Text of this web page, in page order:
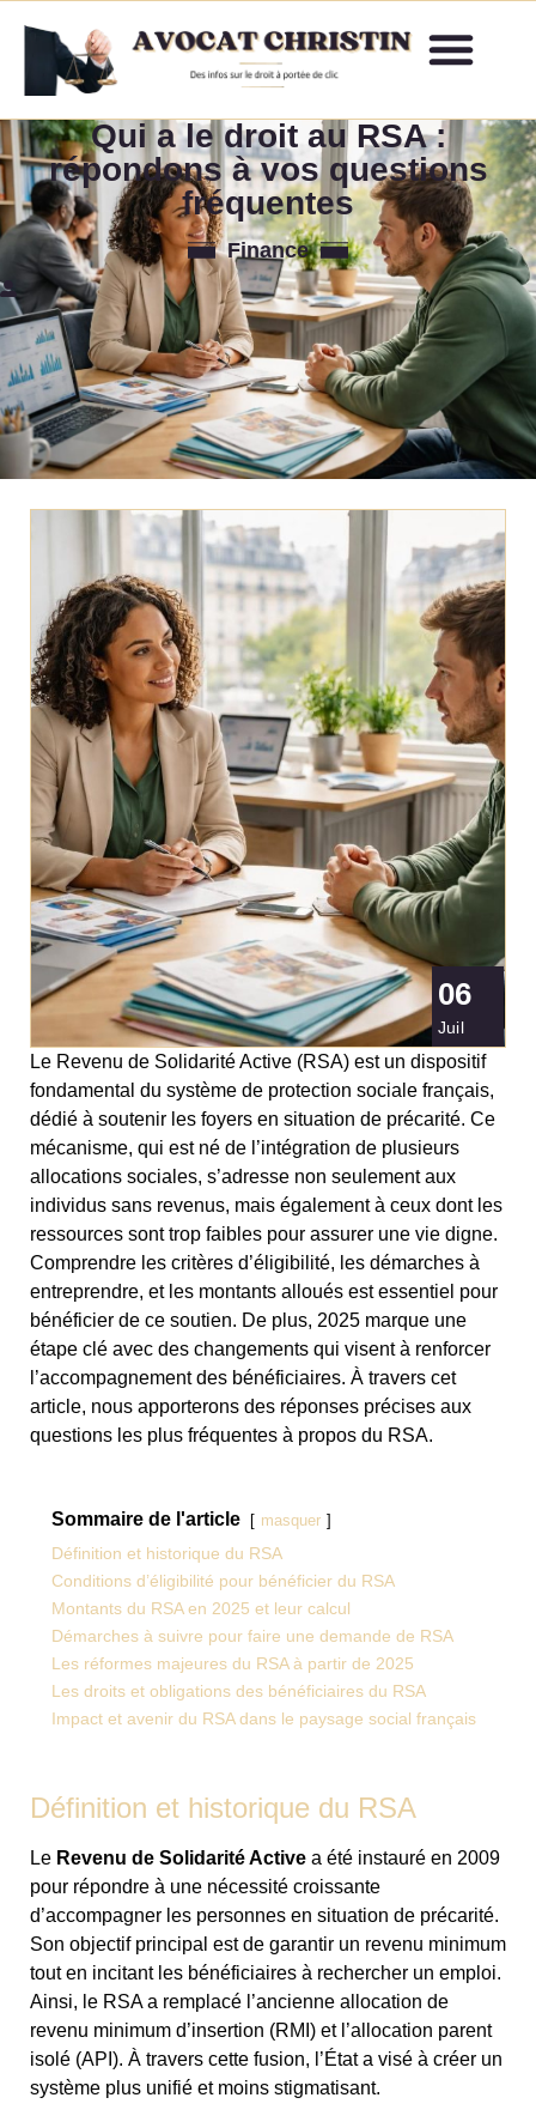
Qui a le droit au RSA :
répondons à vos questions
fréquentes
Finance
06
Juil
Le Revenu de Solidarité Active (RSA) est un dispositif
fondamental du système de protection sociale français,
dédié à soutenir les foyers en situation de précarité. Ce
mécanisme, qui est né de l’intégration de plusieurs
allocations sociales, s’adresse non seulement aux
individus sans revenus, mais également à ceux dont les
ressources sont trop faibles pour assurer une vie digne.
Comprendre les critères d’éligibilité, les démarches à
entreprendre, et les montants alloués est essentiel pour
bénéficier de ce soutien. De plus, 2025 marque une
étape clé avec des changements qui visent à renforcer
l’accompagnement des bénéficiaires. À travers cet
article, nous apporterons des réponses précises aux
questions les plus fréquentes à propos du RSA.
Sommaire de l'article masquer
Définition et historique du RSA
Conditions d’éligibilité pour bénéficier du RSA
Montants du RSA en 2025 et leur calcul
Démarches à suivre pour faire une demande de RSA
Les réformes majeures du RSA à partir de 2025
Les droits et obligations des bénéficiaires du RSA
Impact et avenir du RSA dans le paysage social français
Définition et historique du RSA
Le Revenu de Solidarité Active a été instauré en 2009
pour répondre à une nécessité croissante
d’accompagner les personnes en situation de précarité.
Son objectif principal est de garantir un revenu minimum
tout en incitant les bénéficiaires à rechercher un emploi.
Ainsi, le RSA a remplacé l’ancienne allocation de
revenu minimum d’insertion (RMI) et l’allocation parent
isolé (API). À travers cette fusion, l’État a visé à créer un
système plus unifié et moins stigmatisant.